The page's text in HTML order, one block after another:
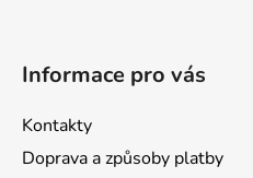
Informace pro vás
Kontakty
Doprava a způsoby platby